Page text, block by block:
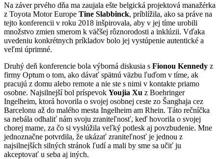
Na záver prvého dňa ma zaujala ešte belgická projektová manažérka
z Toyota Motor Europe Tine Slabbinck, príblížila, ako sa práve na
tejto konferencii v roku 2018 inšpirovala, aby v jej tíme urobili
množstvo zmien smerom k väčšej rôznorodosti a inklúzii. Vďaka
uvedeniu konkrétnych príkladov bolo jej vystúpenie autentické a
veľmi úprimné.
Druhý deň konferencie bola výborná diskusia s Fionou Kennedy z
firmy Optum o tom, ako dávať spätnú väzbu ľuďom v tíme, ak
pracujú z domu alebo remote a nie ste s nimi v kontakte priamo
osobne. Najsilnejší bol príspevok Youjia Xu z Boehringer
Ingelheim, ktorá hovorila o svojej osobnej ceste zo Šanghaja cez
Barcelonu až do malého mesta Ingelheim am Rhein. Táto rečníčka
sa nebála odhaliť nám svoju zraniteľnosť, keď hovorila o svojej
chorej mame, za čo si vyslúžila veľký potlesk aj povzbudenie. Mne
jednoznačne potvrdila, že ukázať zraniteľnosť je jednou z
najsilnejších silných stránok ľudí a mali by sme sa učiť ju
akceptovať u seba aj iných.